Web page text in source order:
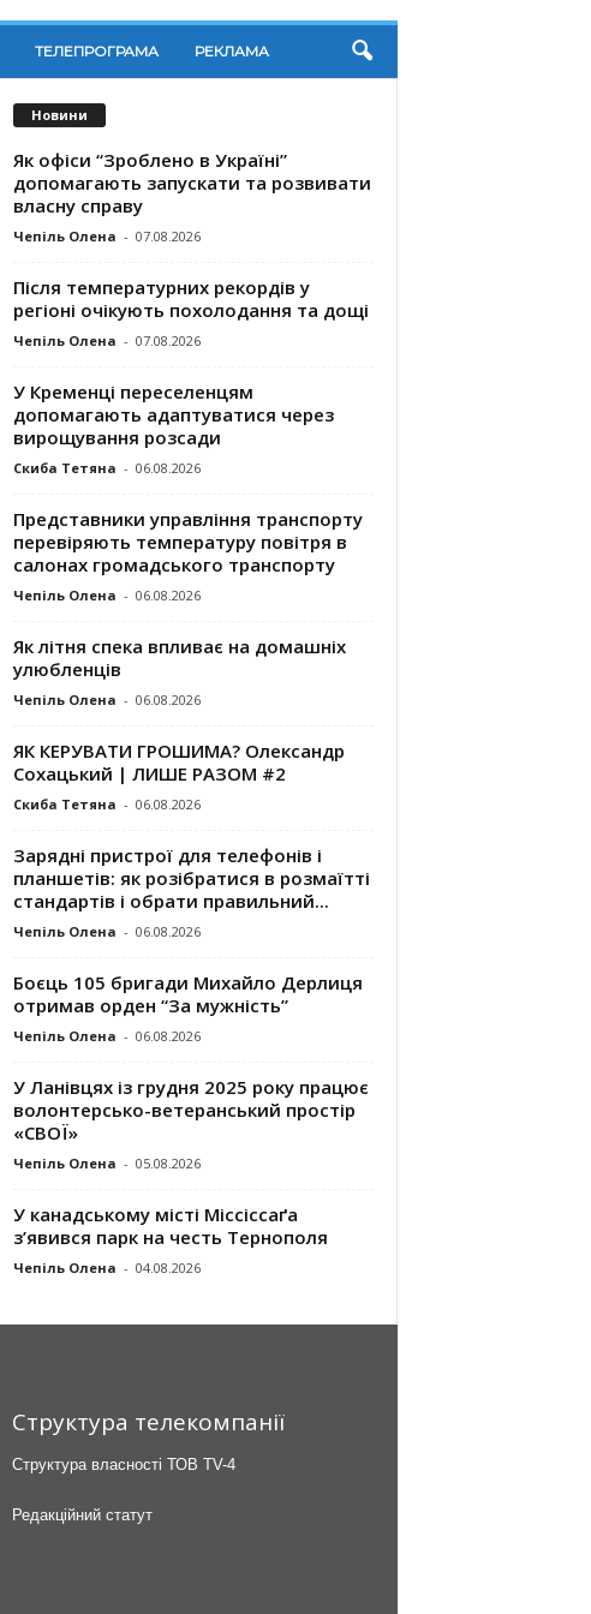
ТЕЛЕПРОГРАМА РЕКЛАМА
Новини
Як офіси “Зроблено в Україні”
допомагають запускaти та розвивати
власну справу
Чепіль Олена - 07.08.2026
Після температурних рекордів у
регіоні очікують похолодання та дощі
Чепіль Олена - 07.08.2026
У Кременці переселенцям
допомагають адаптуватися через
вирощування розсади
Скиба Тетяна - 06.08.2026
Представники управління транспорту
перевіряють температуру повітря в
салонах громадського транспорту
Чепіль Олена - 06.08.2026
Як літня спека впливає на домашніх
улюбленців
Чепіль Олена - 06.08.2026
ЯК КЕРУВАТИ ГРОШИМА? Олександр
Сохацький | ЛИШЕ РАЗОМ #2
Скиба Тетяна - 06.08.2026
Зарядні пристрої для телефонів і
планшетів: як розібратися в розмаїтті
стандартів і обрати правильний...
Чепіль Олена - 06.08.2026
Боєць 105 бригади Михайло Дерлиця
отримав орден “За мужність”
Чепіль Олена - 06.08.2026
У Ланівцях із грудня 2025 року працює
волонтерсько-ветеранський простір
«СВОЇ»
Чепіль Олена - 05.08.2026
У канадському місті Міссіссаґа
з’явився парк на честь Тернополя
Чепіль Олена - 04.08.2026
Структура телекомпанії
Структура власності ТОВ TV-4
Редакційний статут